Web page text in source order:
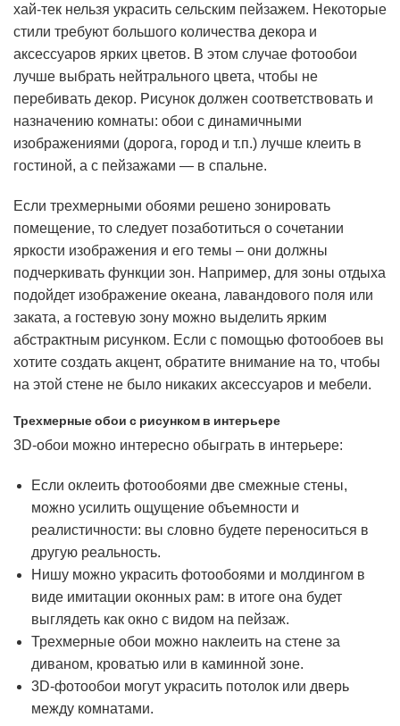
хай-тек нельзя украсить сельским пейзажем. Некоторые
стили требуют большого количества декора и
аксессуаров ярких цветов. В этом случае фотообои
лучше выбрать нейтрального цвета, чтобы не
перебивать декор. Рисунок должен соответствовать и
назначению комнаты: обои с динамичными
изображениями (дорога, город и т.п.) лучше клеить в
гостиной, а с пейзажами — в спальне.
Если трехмерными обоями решено зонировать
помещение, то следует позаботиться о сочетании
яркости изображения и его темы – они должны
подчеркивать функции зон. Например, для зоны отдыха
подойдет изображение океана, лавандового поля или
заката, а гостевую зону можно выделить ярким
абстрактным рисунком. Если с помощью фотообоев вы
хотите создать акцент, обратите внимание на то, чтобы
на этой стене не было никаких аксессуаров и мебели.
Трехмерные обои с рисунком в интерьере
3D-обои можно интересно обыграть в интерьере:
Если оклеить фотообоями две смежные стены,
можно усилить ощущение объемности и
реалистичности: вы словно будете переноситься в
другую реальность.
Нишу можно украсить фотообоями и молдингом в
виде имитации оконных рам: в итоге она будет
выглядеть как окно с видом на пейзаж.
Трехмерные обои можно наклеить на стене за
диваном, кроватью или в каминной зоне.
3D-фотообои могут украсить потолок или дверь
между комнатами.